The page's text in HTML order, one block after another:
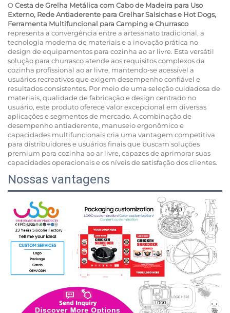
OCesta de Grelha Metálica com Cabo de Madeira para Uso
Externo, Rede Antiaderente para Grelhar Salsichas e Hot Dogs,
Ferramenta Multifuncional para Camping e Churrasco
representa a convergência entre a artesanato tradicional, a
tecnologia moderna de materiais e a inovação prática no
design de equipamentos para cozinha ao ar livre. Esta versátil
solução para churrasco atende aos requisitos complexos da
cozinha profissional ao ar livre, mantendo-se acessível a
usuários recreativos que exigem desempenho confiável e
resultados consistentes. Por meio de uma seleção cuidadosa de
materiais, qualidade de fabricação e design centrado no
usuário, este produto oferece valor excepcional em diversas
aplicações e segmentos de mercado. A combinação de
desempenho antiaderente, manuseio ergonômico e
capacidades multifuncionais cria uma vantagem competitiva
para distribuidores e usuários finais que buscam soluções
premium para cozinha ao ar livre, capazes de aprimorar suas
capacidades operacionais e os níveis de satisfação dos clientes.
Nossas vantagens